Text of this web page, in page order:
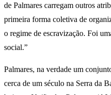
de Palmares carregam outros
primeira forma coletiva de
o regime de escravização. Foi
social.”
Palmares, na verdade um
cerca de um século na Serra da